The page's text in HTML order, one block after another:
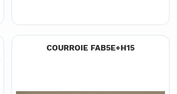
COURROIE FAB5E+H15